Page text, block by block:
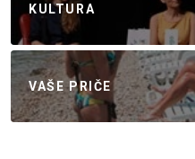
KULTURA
VAŠE PRIČE